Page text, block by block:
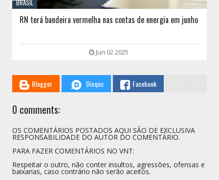
BRASIL
RN terá bandeira vermelha nas contas de energia em junho
Jun 02 2025
Blogger Disqus Facebook
0 comments:
OS COMENTÁRIOS POSTADOS AQUI SÃO DE EXCLUSIVA
RESPONSABILIDADE DO AUTOR DO COMENTÁRIO.
PARA FAZER COMENTÁRIOS NO VNT:
Respeitar o outro, não conter insultos, agressões, ofensas e
baixarias, caso contrário não serão aceitos.